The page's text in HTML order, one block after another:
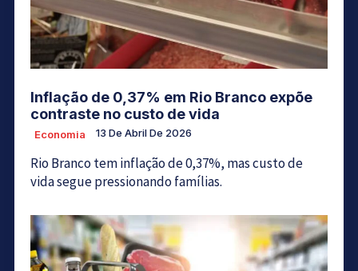
Inflação de 0,37% em Rio Branco expõe
contraste no custo de vida
Economia 13 De Abril De 2026
Rio Branco tem inflação de 0,37%, mas custo de
vida segue pressionando famílias.